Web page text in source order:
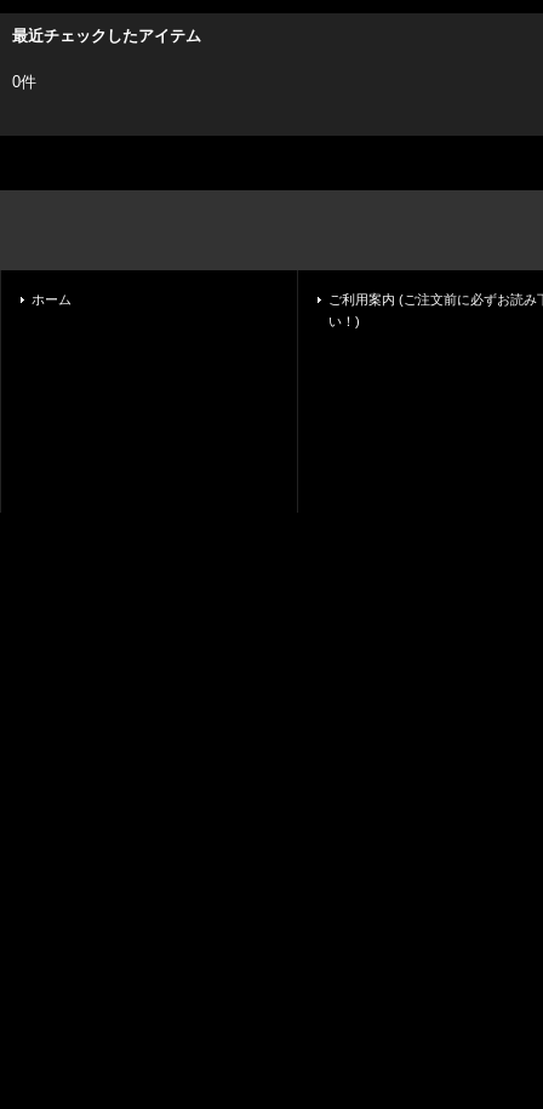
最近チェックしたアイテム
0件
ホーム
ご利用案内 (ご注文前に必ずお読み
い！)